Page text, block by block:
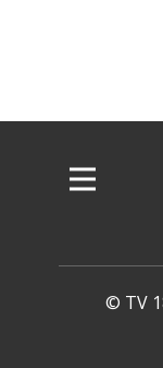
© TV